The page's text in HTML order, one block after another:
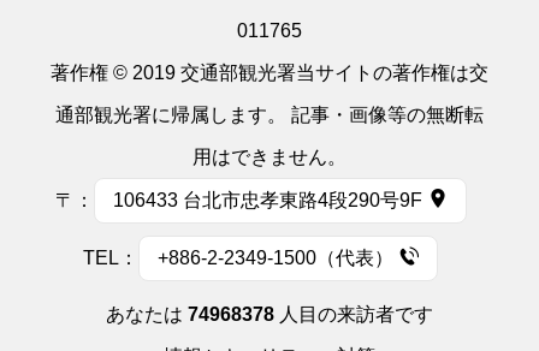
011765
著作権 © 2019 交通部観光署当サイトの著作権は交
通部観光署に帰属します。 記事・画像等の無断転
用はできません。
〒： 106433 台北市忠孝東路4段290号9F
TEL： +886-2-2349-1500（代表）
あなたは 74968378 人目の来訪者です